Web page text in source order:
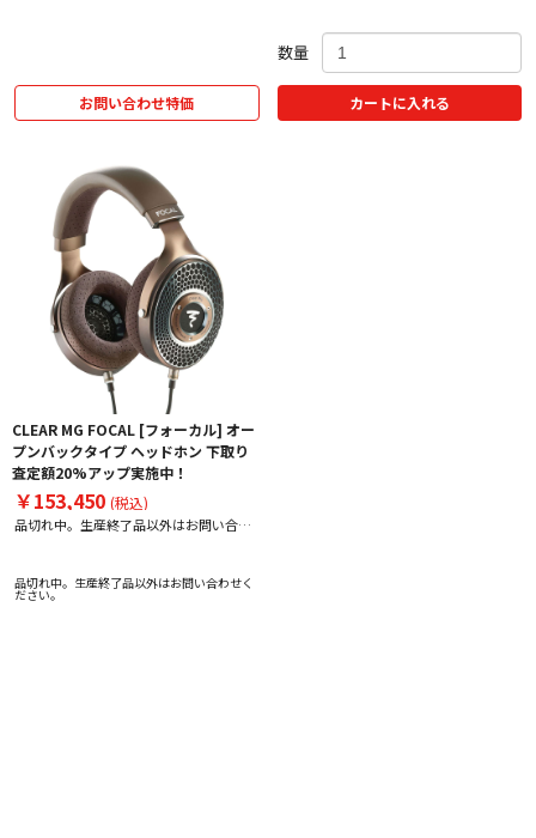
お問い合わせ特価
数量
カートに入れる
CLEAR MG FOCAL [フォーカル] オー
プンバックタイプ ヘッドホン 下取り
査定額20%アップ実施中！
￥153,450 (税込)
品切れ中。生産終了品以外はお問い合わ
品切れ中。生産終了品以外はお問い合わせく
ださい。